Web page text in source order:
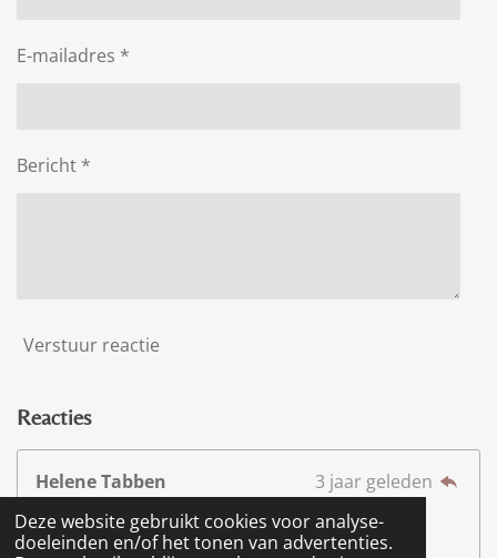
Deze website gebruikt cookies voor analyse-
doeleinden en/of het tonen van advertenties.
E-mailadres *
Bericht *
Verstuur reactie
Reacties
Helene Tabben
3 jaar geleden
Wat leuk om jullie zo te volgen. Het gaat jullie
lukken en beterschap voor Maarten x